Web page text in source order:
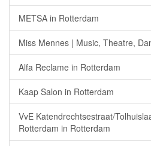
METSA in Rotterdam
Miss Mennes | Music, Theatre,
Alfa Reclame in Rotterdam
Kaap Salon in Rotterdam
VvE Katendrechtsestraat/
Rotterdam in Rotterdam